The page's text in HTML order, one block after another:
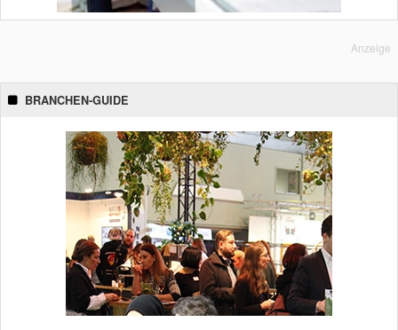
Anzeige
BRANCHEN-GUIDE